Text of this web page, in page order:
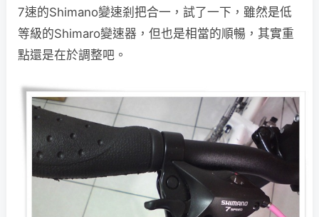
7速的Shimano變速剎把合一，試了一下，雖然是低
等級的Shimaro變速器，但也是相當的順暢，其實重
點還是在於調整吧。